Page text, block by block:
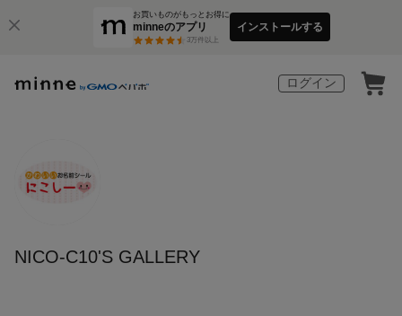
お買いものがもっとお得に
minneのアプリ
3万件以上
インストールする
ログイン
NICO-C10'S GALLERY